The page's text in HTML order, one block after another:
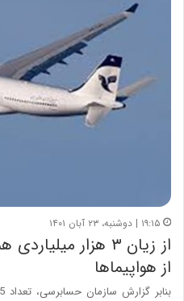
۱۹:۱۵ | دوشنبه، ۲۳ آبان ۱۴۰۱
از زیان ۳ هزار
از هواپیماها